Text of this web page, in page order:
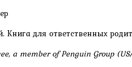
Книга для ответственных
a member of Penguin Group